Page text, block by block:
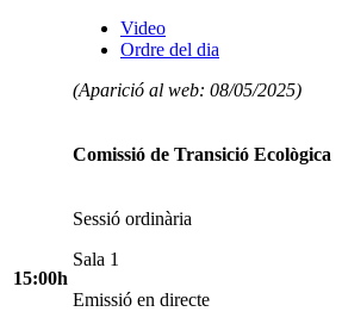
Video
Ordre del dia
(Aparició al web: 08/05/2025)
15:00h
Comissió de Transició Ecològica
Sessió ordinària
Sala 1
Emissió en directe